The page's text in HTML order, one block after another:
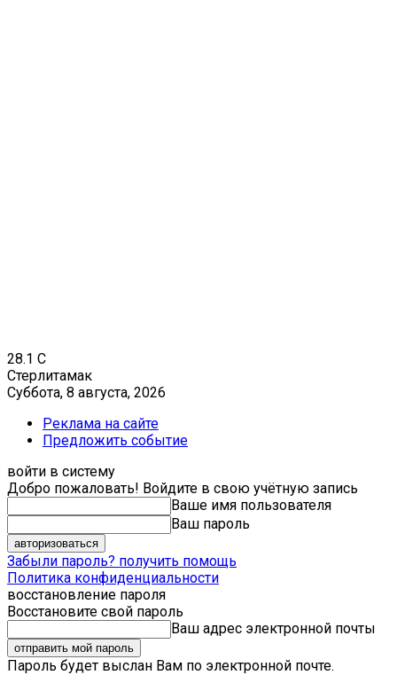
28.1 C
Стерлитамак
Суббота, 8 августа, 2026
Реклама на сайте
Предложить событие
войти в систему
Добро пожаловать! Войдите в свою учётную запись
Ваше имя пользователя
Ваш пароль
Забыли пароль? получить помощь
Политика конфиденциальности
восстановление пароля
Восстановите свой пароль
Ваш адрес электронной почты
Пароль будет выслан Вам по электронной почте.